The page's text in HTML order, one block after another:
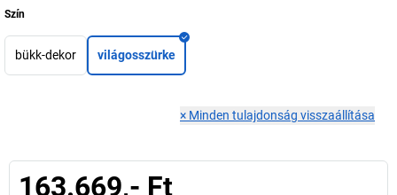
Szín
bükk-dekor világosszürke
× Minden tulajdonság visszaállítása
163.669,- Ft